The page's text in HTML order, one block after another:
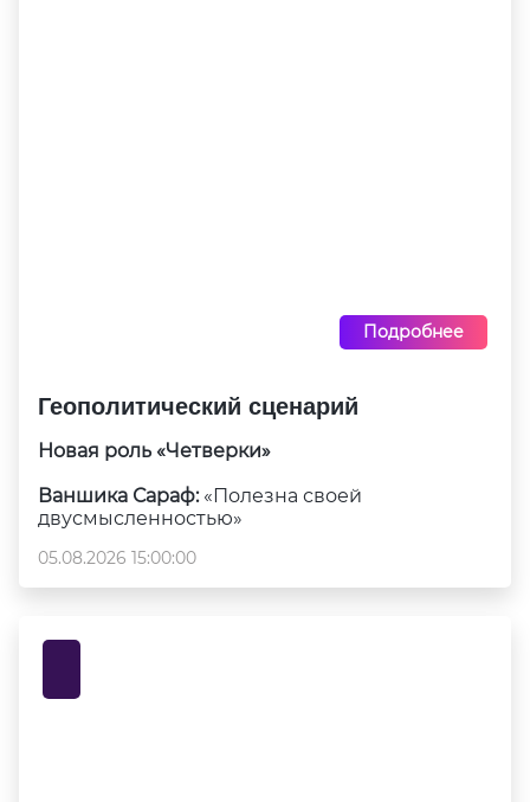
Подробнее
Геополитический сценарий
Новая роль «Четверки»
Ваншика Сараф:«Полезна своей
двусмысленностью»
05.08.2026 15:00:00